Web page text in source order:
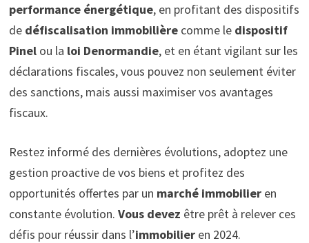
performance énergétique, en profitant des dispositifs
de défiscalisation immobilièrecomme le dispositif
Pinelou la loi Denormandie, et en étant vigilant sur les
déclarations fiscales, vous pouvez non seulement éviter
des sanctions, mais aussi maximiser vos avantages
fiscaux.
Restez informé des dernières évolutions, adoptez une
gestion proactive de vos biens et profitez des
opportunités offertes par un marché immobilieren
constante évolution. Vous devez être prêt à relever ces
défis pour réussir dans l’immobilieren 2024.